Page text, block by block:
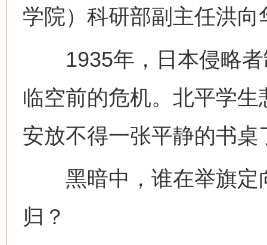
学院）科研部副主任洪向
1935年，日本侵略者
临空前的危机。北平学
安放不得一张平静的书桌
黑暗中，谁在举旗定
归？